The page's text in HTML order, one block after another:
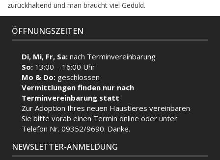
zurückhaltend und man braucht viel Geduld.
ÖFFNUNGSZEITEN
Di, Mi, Fr, Sa:nach Terminvereinbarung
So: 13:00 – 16:00 Uhr
Mo & Do: geschlossen
Vermittlungen finden nur nach
Terminvereinbarung statt
Zur Adoption Ihres neuen Haustieres vereinbaren
Sie bitte vorab einen Terminonline oder unter
Telefon Nr. 09352/9690. Danke.
NEWSLETTER-ANMELDUNG